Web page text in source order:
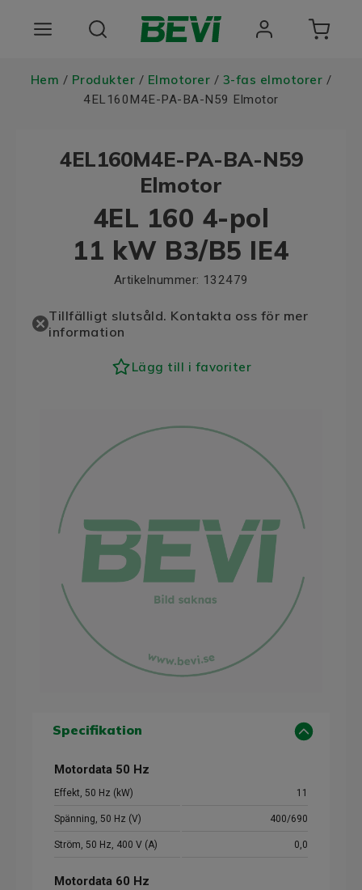
Produkter
Tjänster
Registrera dig Här
Choose language
Hem / Produkter / Elmotorer / 3-fas elmotorer /
4EL160M4E-PA-BA-N59 Elmotor
4EL160M4E-PA-BA-N59
Elmotor
4EL 160 4-pol
11 kW B3/B5 IE4
Artikelnummer: 132479
Tillfälligt slutsåld. Kontakta oss för mer
information
Lägg till i favoriter
Specifikation
Motordata 50 Hz
Effekt, 50 Hz (kW) 11
Spänning, 50 Hz (V) 400/690
Ström, 50 Hz, 400 V (A) 0,0
Motordata 60 Hz